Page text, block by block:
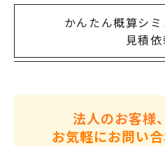
かんたん概算シ
見積
法人のお客様
お気軽にお問い